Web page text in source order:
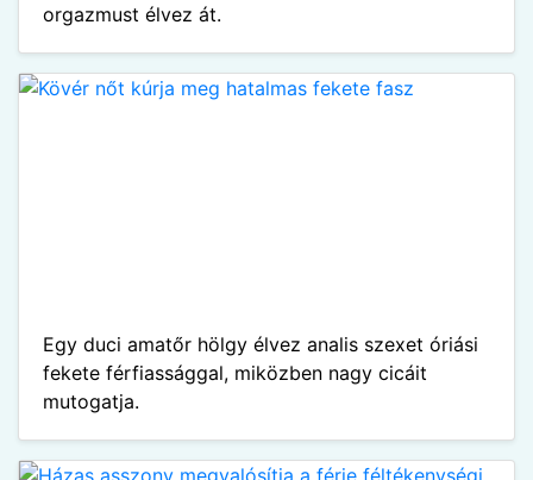
orgazmust élvez át.
Egy duci amatőr hölgy élvez analis szexet óriási
fekete férfiassággal, miközben nagy cicáit
mutogatja.